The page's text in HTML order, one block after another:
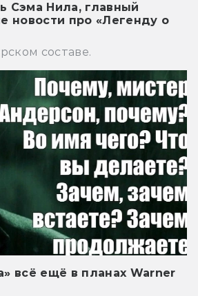
Сэма Нила, главный
новости про «Легенду о
составе.
всё ещё в планах Warner